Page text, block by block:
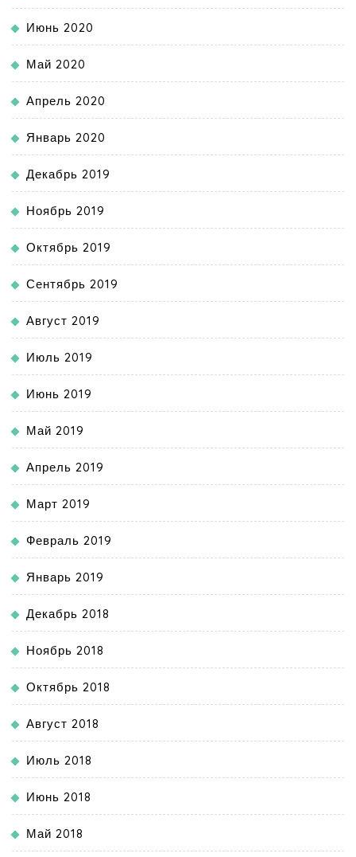
Июнь 2020
Май 2020
Апрель 2020
Январь 2020
Декабрь 2019
Ноябрь 2019
Октябрь 2019
Сентябрь 2019
Август 2019
Июль 2019
Июнь 2019
Май 2019
Апрель 2019
Март 2019
Февраль 2019
Январь 2019
Декабрь 2018
Ноябрь 2018
Октябрь 2018
Август 2018
Июль 2018
Июнь 2018
Май 2018